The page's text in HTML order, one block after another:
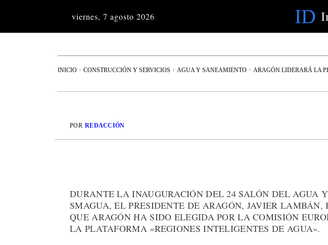
viernes, 7 agosto 2026 ID
INICIO CONSTRUCCIÓN Y SERVICIOS AGUA Y SANEAMIENTO ARAGÓN LIDERARÁ LA
POR REDACCIÓN
DURANTE LA INAUGURACIÓN DEL 24 SALÓN DEL AGUA
SMAGUA, EL PRESIDENTE DE ARAGÓN, JAVIER
QUE ARAGÓN HA SIDO ELEGIDA POR LA COMISIÓN
LA PLATAFORMA «REGIONES INTELIGENTES DE AGUA».